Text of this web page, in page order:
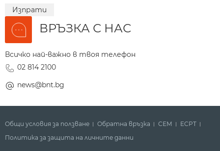
Изпрати
ВРЪЗКА С НАС
Всичко най-важно в твоя телефон
02 814 2100
news@bnt.bg
Общи условия за ползване Обратна връзка СЕМ
ECPT
Политика за защита на личните данни